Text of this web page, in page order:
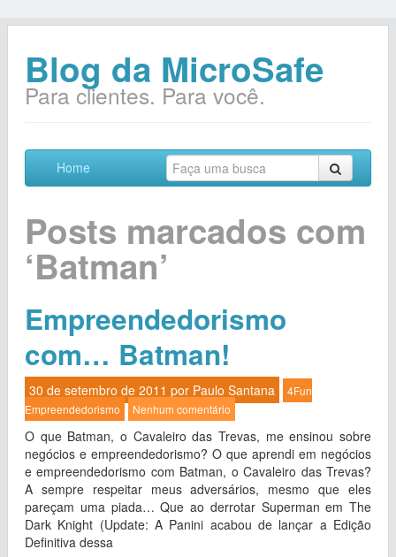
Blog da MicroSafe
Para clientes. Para você.
Home
Posts marcados com
‘Batman’
Empreendedorismo
com… Batman!
30 de setembro de 2011 por Paulo Santana
4Fun
Empreendedorismo
Nenhum comentário
O que Batman, o Cavaleiro das Trevas, me ensinou sobre
negócios e empreendedorismo? O que aprendi em negócios
e empreendedorismo com Batman, o Cavaleiro das Trevas?
A sempre respeitar meus adversários, mesmo que eles
pareçam uma piada… Que ao derrotar Superman em The
Dark Knight (Update: A Panini acabou de lançar a Edição
Definitiva dessa